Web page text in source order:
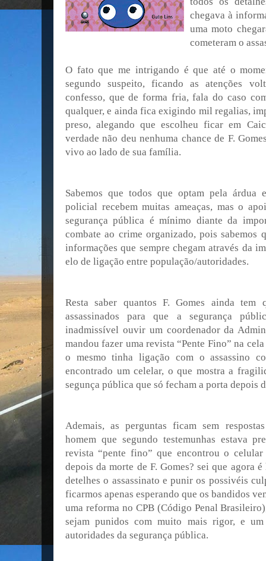
chegava à
uma moto
cometeram o
O fato que me intrigando é que até o
segundo suspeito, ficando as atenções
confesso, que de forma fria, fala do caso
qualquer, e ainda fica exigindo mil regalias,
preso, alegando que escolheu ficar em
verdade não deu nenhuma chance de F.
vivo ao lado de sua família.
Sabemos que todos que optam pela árdua
policial recebem muitas ameaças, mas o
segurança pública é mínimo diante da
combate ao crime organizado, pois sabemos
informações que sempre chegam através da
elo de ligação entre população/autoridades.
Resta saber quantos F. Gomes ainda tem
assassinados para que a segurança
inadmissível ouvir um coordenador da
mandou fazer uma revista “Pente Fino” na
o mesmo tinha ligação com o assassino
encontrado um celelar, o que mostra a
segunça pública que só fecham a porta depois
Ademais, as perguntas ficam sem
homem que segundo testemunhas estava
revista “pente fino” que encontrou o
depois da morte de F. Gomes? sei que agora
detelhes o assassinato e punir os possivéis
ficarmos apenas esperando que os bandidos
uma reforma no CPB (Código Penal
sejam punidos com muito mais rigor, e
autoridades da segurança pública.